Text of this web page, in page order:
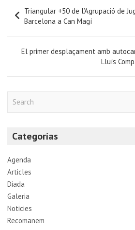
Triangular +50 de l’Agrupació de
Barcelona a Can Magí
El primer desplaçament amb
Lluís
Categorías
Agenda
Articles
Diada
Galeria
Noticies
Recomanem